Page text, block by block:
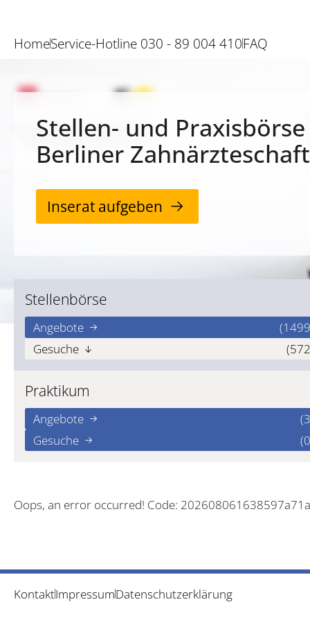
HomeService-Hotline 030 - 89 004 410FAQ
Stellen- und
Berliner Zahnärzteschaft
Inserat aufgeben
Stellenbörse
Angebote
Gesuche
Praktikum
Angebote
Gesuche
Oops, an error occurred! Code:
KontaktImpressumDatenschutzerklärung